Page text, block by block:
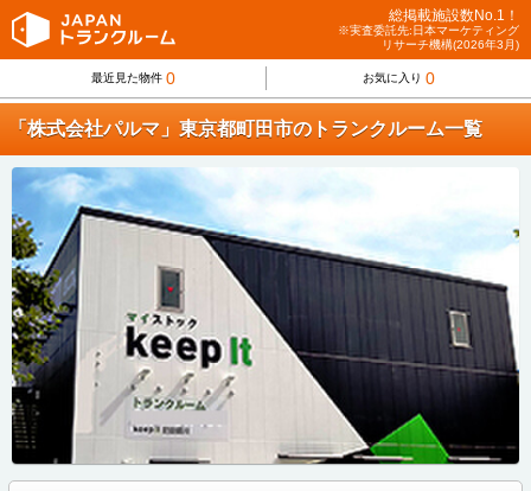
総掲載施設数No.1！
※実査委託先:日本マーケティング
リサーチ機構(2026年3月)
最近見た物件 0 お気に入り 0
「株式会社パルマ」東京都町田市のトランクルーム一覧